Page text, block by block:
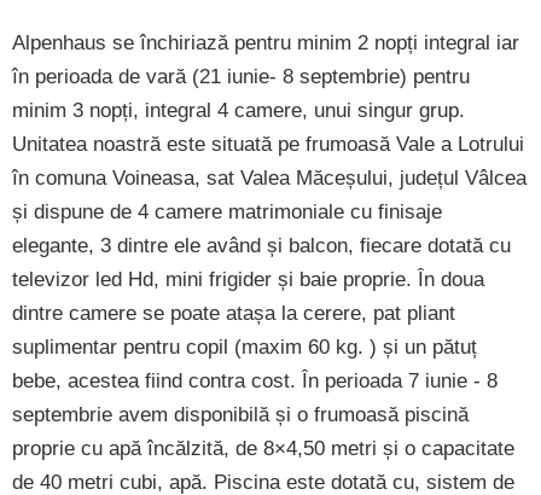
Alpenhaus se închiriază pentru minim 2 nopți integral iar
în perioada de vară (21 iunie- 8 septembrie) pentru
minim 3 nopți, integral 4 camere, unui singur grup.
Unitatea noastră este situată pe frumoasă Vale a Lotrului
în comuna Voineasa, sat Valea Măceșului, județul Vâlcea
și dispune de 4 camere matrimoniale cu finisaje
elegante, 3 dintre ele având și balcon, fiecare dotată cu
televizor led Hd, mini frigider și baie proprie. În doua
dintre camere se poate atașa la cerere, pat pliant
suplimentar pentru copil (maxim 60 kg. ) și un pătuț
bebe, acestea fiind contra cost. În perioada 7 iunie - 8
septembrie avem disponibilă și o frumoasă piscină
proprie cu apă încălzită, de 8×4,50 metri și o capacitate
de 40 metri cubi, apă. Piscina este dotată cu, sistem de